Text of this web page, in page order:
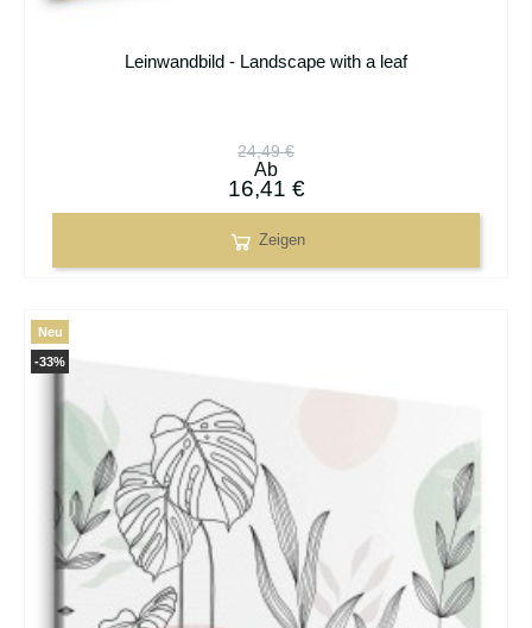
Leinwandbild - Landscape with a leaf
24,49 €
Ab
16,41 €
Zeigen
-33%
Neu